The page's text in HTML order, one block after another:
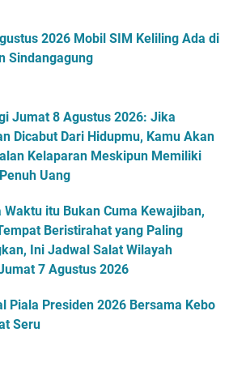
2026 Mobil SIM Keliling Ada di
Sindangagung
Jumat 8 Agustus 2026: Jika
Dicabut Dari Hidupmu, Kamu Akan
Kelaparan Meskipun Memiliki
Uang
Waktu itu Bukan Cuma Kewajiban,
Beristirahat yang Paling
Ini Jadwal Salat Wilayah
7 Agustus 2026
Piala Presiden 2026 Bersama Kebo
Seru